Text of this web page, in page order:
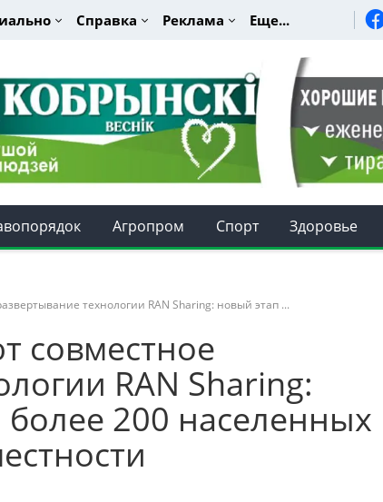
Справка Реклама Еще...
Агропром Спорт Здоровье
технологии RAN Sharing: новый этап ...
совместное
RAN Sharing:
200 населенных